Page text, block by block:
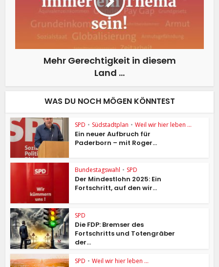
Mehr Gerechtigkeit in diesem
Land …
WAS DU NOCH MÖGEN KÖNNTEST
SPD • Südstadtplan • Weil wir hier leben ...
Ein neuer Aufbruch für
Paderborn – mit Roger...
Bundestagswahl • SPD
Der Mindestlohn 2025: Ein
Fortschritt, auf den wir...
SPD
Die FDP: Bremser des
Fortschritts und Totengräber
der...
SPD • Weil wir hier leben ...